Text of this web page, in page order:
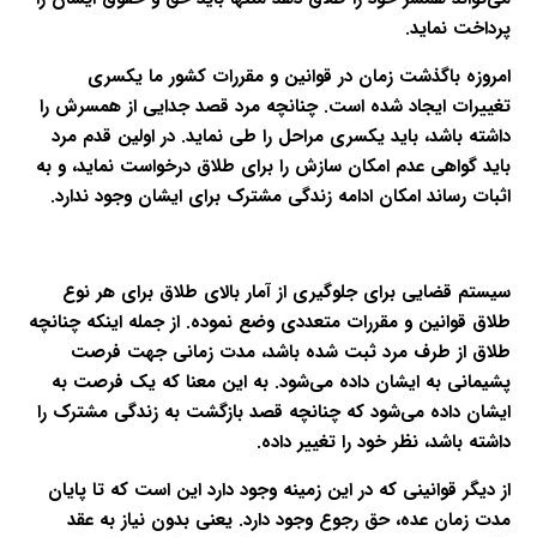
پرداخت نماید.
امروزه باگذشت زمان در قوانین و مقررات کشور ما یکسری
تغییرات ایجاد شده است. چنانچه مرد قصد جدایی از همسرش را
داشته باشد، باید یکسری مراحل را طی نماید. در اولین قدم مرد
باید گواهی عدم امکان سازش را برای طلاق درخواست نماید، و به
اثبات رساند امکان ادامه زندگی مشترک برای ایشان وجود ندارد.
سیستم قضایی برای جلوگیری از آمار بالای طلاق برای هر نوع
طلاق قوانین و مقررات متعددی وضع نموده. از جمله اینکه چنانچه
طلاق از طرف مرد ثبت شده باشد، مدت زمانی جهت فرصت
پشیمانی به ایشان داده می‌شود. به این معنا که یک فرصت به
ایشان داده می‌شود که چنانچه قصد بازگشت به زندگی مشترک را
داشته باشد، نظر خود را تغییر داده.
از دیگر قوانینی که در این زمینه وجود دارد این است که تا پایان
مدت زمان عده، حق رجوع وجود دارد. یعنی بدون نیاز به عقد